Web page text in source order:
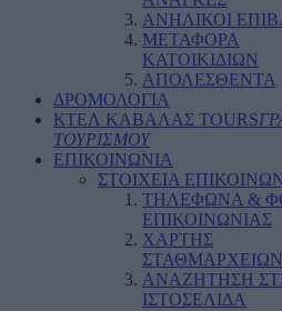
ΑΝΗΛΙΚΟΙ
ΜΕΤΑΦΟΡΑ
ΚΑΤΟΙΚΙΔΙΩΝ
ΑΠΟΛΕΣΘΕΝΤΑ
ΔΡΟΜΟΛΟΓΙΑ
ΚΤΕΛ ΚΑΒΑΛΑΣ TOURS
ΤΟΥΡΙΣΜΟΥ
ΕΠΙΚΟΙΝΩΝΙΑ
ΣΤΟΙΧΕΙΑ
ΤΗΛΕΦΩΝΑ &
ΕΠΙΚΟΙΝΩΝΙΑΣ
ΧΑΡΤΗΣ
ΣΤΑΘΜΑΡΧΕΙΩΝ
ΑΝΑΖΗΤΗΣΗ
ΙΣΤΟΣΕΛΙΔΑ